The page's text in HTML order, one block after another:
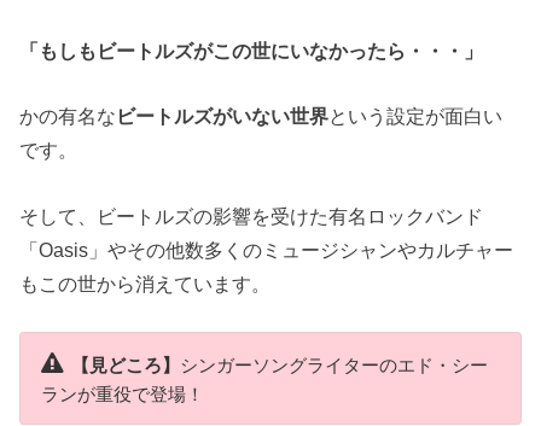
「もしもビートルズがこの世にいなかったら・・・」
かの有名な ビートルズがいない世界という設定が面白い
です。
そして、ビートルズの影響を受けた有名ロックバンド
「Oasis」やその他数多くのミュージシャンやカルチャー
もこの世から消えています。
【見どころ】 シンガーソングライターのエド・シー
ランが重役で登場！